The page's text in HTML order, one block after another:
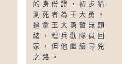
的身份證，初步猜
測死者為王大勇。
追拿王大勇暫無頭
緒，程兵勸隊員回
家，但他繼續尋兇
之路。